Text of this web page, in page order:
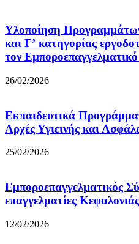
Υλοποίηση
και Γ’ κατηγορίας
τον
26/02/2026
Εκπαιδευτικά
Αρχές Υγιεινής και
25/02/2026
Εμποροεπαγγελματικός
επαγγελματίες
12/02/2026